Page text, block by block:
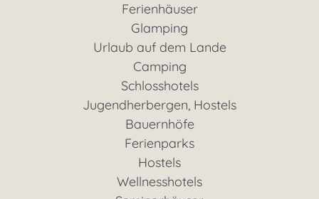
Ferienhäuser
Glamping
Urlaub auf dem Lande
Camping
Schlosshotels
Jugendherbergen, Hostels
Bauernhöfe
Ferienparks
Hostels
Wellnesshotels